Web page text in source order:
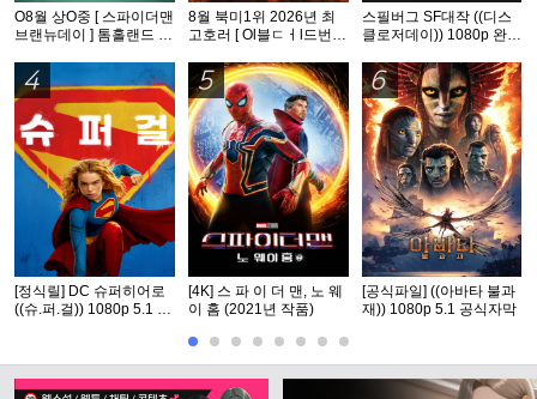
O8월 상O중 [ 스파이더맨
브랜뉴데이 ] 톰홀랜드 -
5.1
8월 북미1위 2026년 최
고호러 [ Ol블ㄷㅓl드번 ]
스필버그 SF대작 ((디스
클로저데이)) 1080p 완벽
4
[정식릴] DC 슈퍼히어로
((슈.퍼.걸)) 1080p 5.1 공
5
[4K] 스 파 이 더 맨, 노 웨
이 홈 (2021년 작품)
6
[공식파일] ((아바타 불과
재)) 1080p 5.1 공식자막